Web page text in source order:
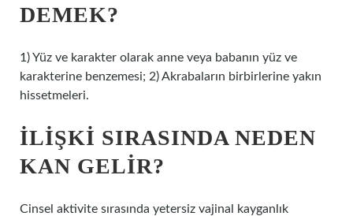
DEMEK?
1) Yüz ve karakter olarak anne veya babanın yüz ve
karakterine benzemesi; 2) Akrabaların birbirlerine yakın
hissetmeleri.
İLIŞKI SIRASINDA NEDEN
KAN GELIR?
Cinsel aktivite sırasında yetersiz vajinal kayganlık